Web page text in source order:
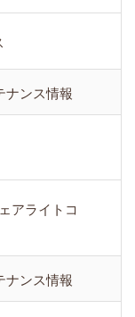
ナンス情報
アライトコ
ナンス情報